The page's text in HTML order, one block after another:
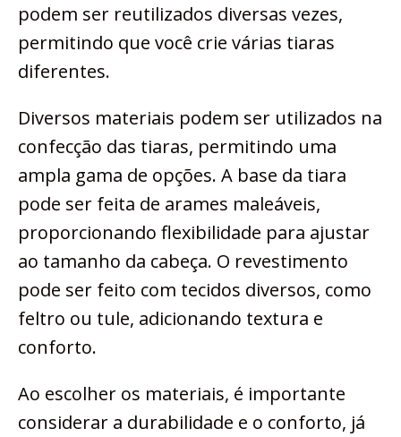
podem ser reutilizados diversas vezes,
permitindo que você crie várias tiaras
diferentes.
Diversos materiais podem ser utilizados na
confecção das tiaras, permitindo uma
ampla gama de opções. A base da tiara
pode ser feita de arames maleáveis,
proporcionando flexibilidade para ajustar
ao tamanho da cabeça. O revestimento
pode ser feito com tecidos diversos, como
feltro ou tule, adicionando textura e
conforto.
Ao escolher os materiais, é importante
considerar a durabilidade e o conforto, já